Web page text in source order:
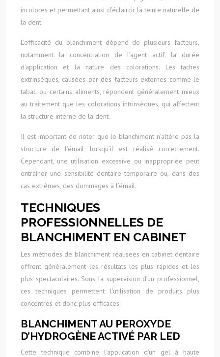
incolores et permettant ainsi d’éclaircir la teinte naturelle de
la dent.
L’efficacité du blanchiment dépend de plusieurs facteurs,
notamment la concentration de l’agent actif, la durée
d’application et la nature des colorations. Les taches
extrinsèques, causées par des facteurs externes comme le
tabac ou certains aliments, répondent généralement mieux
au traitement que les colorations intrinsèques, qui affectent
la structure interne de la dent.
Il est important de noter que le blanchiment n’altère pas la
structure de l’émail lorsqu’il est réalisé correctement.
Cependant, une utilisation excessive ou inappropriée peut
entraîner une sensibilité dentaire temporaire ou, dans des
cas extrêmes, des dommages à l’émail.
TECHNIQUES
PROFESSIONNELLES DE
BLANCHIMENT EN CABINET
Les méthodes de blanchiment réalisées en cabinet dentaire
offrent généralement les résultats les plus rapides et les
plus spectaculaires. Sous la supervision d’un professionnel,
ces techniques permettent l’utilisation de produits plus
concentrés et donc plus efficaces.
BLANCHIMENT AU PEROXYDE
D’HYDROGÈNE ACTIVÉ PAR LED
Cette technique combine l’application d’un gel à haute